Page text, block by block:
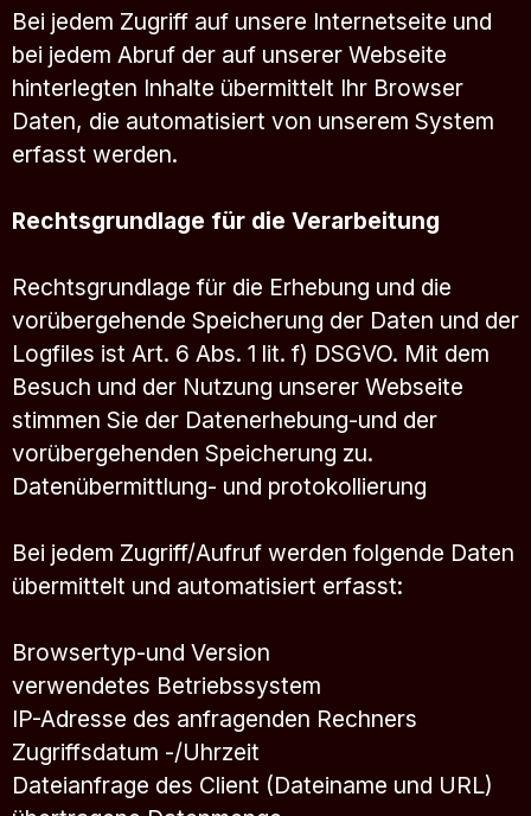
Bei jedem Zugriff auf unsere Internetseite und
bei jedem Abruf der auf unserer Webseite
hinterlegten Inhalte übermittelt Ihr Browser
Daten, die automatisiert von unserem System
erfasst werden.
Rechtsgrundlage für die Verarbeitung
Rechtsgrundlage für die Erhebung und die
vorübergehende Speicherung der Daten und der
Logfiles ist Art. 6 Abs. 1 lit. f) DSGVO. Mit dem
Besuch und der Nutzung unserer Webseite
stimmen Sie der Datenerhebung-und der
vorübergehenden Speicherung zu.
Datenübermittlung- und protokollierung
Bei jedem Zugriff/Aufruf werden folgende Daten
übermittelt und automatisiert erfasst:
Browsertyp-und Version
verwendetes Betriebssystem
IP-Adresse des anfragenden Rechners
Zugriffsdatum -/Uhrzeit
Dateianfrage des Client (Dateiname und URL)